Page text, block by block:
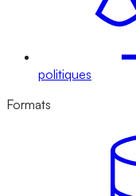
politiques
Formats